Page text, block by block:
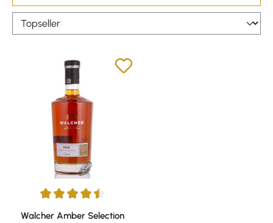
Durchschnittliche Bewertung von 4.5 von 5 Sternen
Walcher Amber Selection